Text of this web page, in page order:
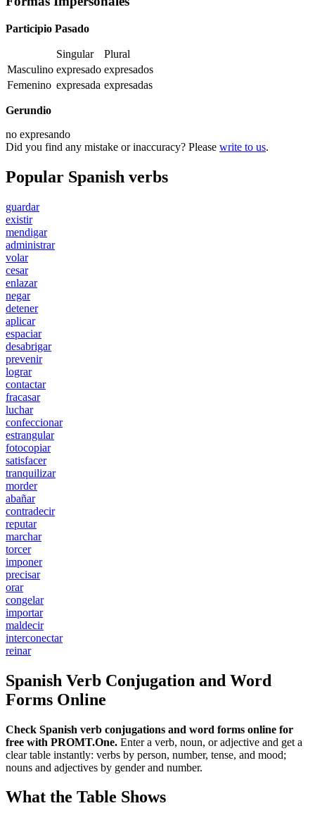
Participio Pasado
Singular
Plural
Masculino expresado expresados
Femenino expresada expresadas
Gerundio
no expresando
Did you find any mistake or inaccuracy? Please write to us.
Popular Spanish verbs
guardar
existir
mendigar
administrar
volar
cesar
enlazar
negar
detener
aplicar
espaciar
desabrigar
prevenir
lograr
contactar
fracasar
luchar
confeccionar
estrangular
fotocopiar
satisfacer
tranquilizar
morder
abañar
contradecir
reputar
marchar
torcer
imponer
precisar
orar
congelar
importar
maldecir
interconectar
reinar
Spanish Verb Conjugation and Word
Forms Online
Check Spanish verb conjugations and word forms online for
free with PROMT.One. Enter a verb, noun, or adjective and get a
clear table instantly: verbs by person, number, tense, and mood;
nouns and adjectives by gender and number.
What the Table Shows